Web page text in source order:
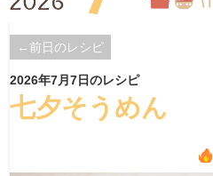
←前日のレシピ
2026年7月7日のレシピ
七夕そうめん